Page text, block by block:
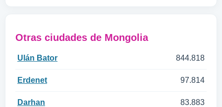
Otras ciudades de Mongolia
Ulán Bator 844.818
Erdenet 97.814
Darhan 83.883